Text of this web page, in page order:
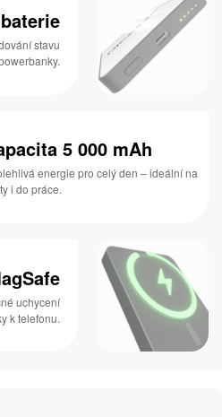
stavu
5 000 mAh
energie pro celý den – ideální na
i do práce.
uchycení
k telefonu.